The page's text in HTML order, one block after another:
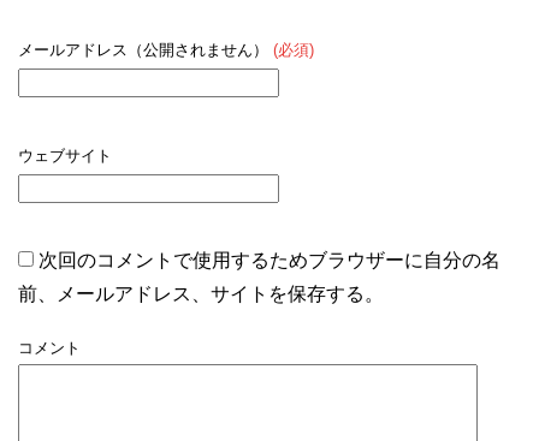
メールアドレス（公開されません） (必須)
ウェブサイト
次回のコメントで使用するためブラウザーに自分の名
前、メールアドレス、サイトを保存する。
コメント